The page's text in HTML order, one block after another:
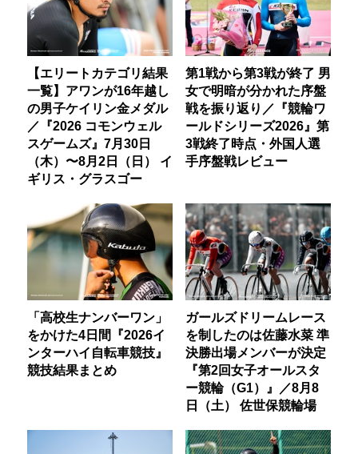
【エリートカテゴリ結果
一覧】アワンが16年越し
の男子ケイリン金メダル
／『2026 コモンウェル
スゲームズ』7月30日
（木）〜8月2日（日） イ
ギリス・グラスゴー
第1戦から第3戦が終了 男
女で明暗が分かれた序盤
戦を振り返り／『競輪ワ
ールドシリーズ2026』第
3戦終了時点・外国人選
手序盤戦レビュー
「高校生ナンバーワン」
をかけた4日間『2026イ
ンターハイ自転車競技』
競技結果まとめ
ガールズドリームレース
を制したのは佐藤水菜 準
決勝出場メンバーが決定
『第2回女子オールスタ
ー競輪（G1）』／8月8
日（土） 佐世保競輪場